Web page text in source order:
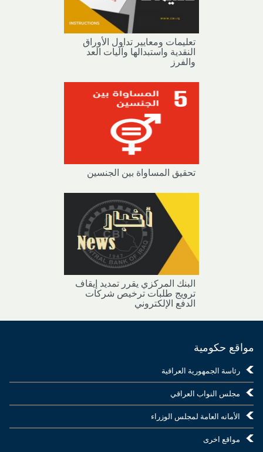
تعليمات ومعايير تداول الأوراق
النقدية واستبدالها وآليات العد
والفرز
تحقيق المساواة بين الجنسين
البنك المركزي يقرر تمديد إيقاف
ترويج طلبات ترخيص شركات
الدفع الإلكتروني
مواقع حكومية
رئاسة الجمهورية العراقية
مجلس النواب العراقي
الأمانه العامة لمجلس الوزراء
مواقع اخرى